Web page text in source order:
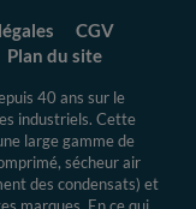
CGV
Plan du site
40 ans sur le
industriels. Cette
large gamme de
sécheur air
des condensats) et